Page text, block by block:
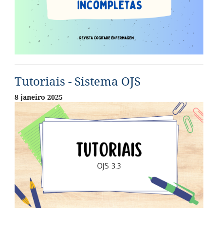
Tutoriais - Sistema OJS
8 janeiro 2025